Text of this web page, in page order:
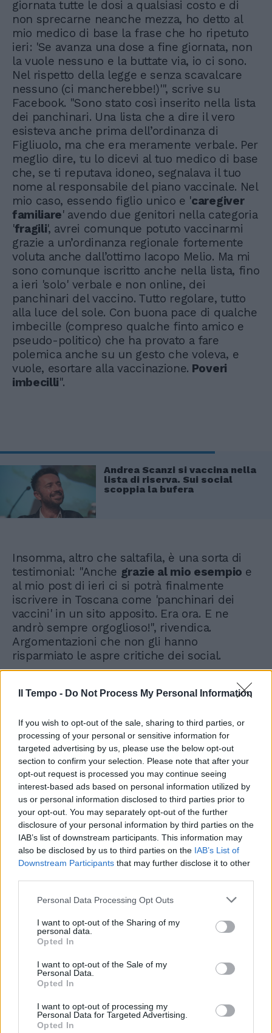
Il Tempo - Do Not Process My Personal Information
If you wish to opt-out of the sale, sharing to third parties, or
processing of your personal or sensitive information for
targeted advertising by us, please use the below opt-out
section to confirm your selection. Please note that after your
opt-out request is processed you may continue seeing
interest-based ads based on personal information utilized by
us or personal information disclosed to third parties prior to
your opt-out. You may separately opt-out of the further
disclosure of your personal information by third parties on the
IAB’s list of downstream participants. This information may
also be disclosed by us to third parties on the IAB’s List of
Downstream Participants that may further disclose it to other
Personal Data Processing Opt Outs
I want to opt-out of the Sharing of my
personal data.
Opted In
I want to opt-out of the Sale of my
Personal Data.
Opted In
I want to opt-out of processing my
Personal Data for Targeted Advertising.
Opted In
giornata tutte le dosi a qualsiasi costo e di
non sprecarne neanche mezza, ho detto al
mio medico di base la frase che ho ripetuto
ieri: 'Se avanza una dose a fine giornata, non
la vuole nessuno e la buttate via, io ci sono.
Nel rispetto della legge e senza scavalcare
nessuno (ci mancherebbe!)'", scrive su
Facebook. "Sono stato così inserito nella lista
dei panchinari. Una lista che a dire il vero
esisteva anche prima dell’ordinanza di
Figliuolo, ma che era meramente verbale. Per
meglio dire, tu lo dicevi al tuo medico di base
che, se ti reputava idoneo, segnalava il tuo
nome al responsabile del piano vaccinale. Nel
mio caso, essendo figlio unico e 'caregiver
familiare' avendo due genitori nella categoria
'fragili', avrei comunque potuto vaccinarmi
grazie a un’ordinanza regionale fortemente
voluta anche dall’ottimo Iacopo Melio. Ma mi
sono comunque iscritto anche nella lista, fino
a ieri 'solo' verbale e non online, dei
panchinari del vaccino. Tutto regolare, tutto
alla luce del sole. Con buona pace di qualche
imbecille (compreso qualche finto amico e
pseudo-politico) che ha provato a fare
polemica anche su un gesto che voleva, e
vuole, esortare alla vaccinazione. Poveri
imbecilli".
Andrea Scanzi si vaccina nella
lista di riserva. Sui social
scoppia la bufera
Insomma, altro che saltafila, è una sorta di
testimonial: "Anche grazie al mio esempio e
al mio post di ieri ci si potrà finalmente
iscrivere in Toscana come 'panchinari dei
vaccini' in un sito apposito. Era ora. E ne
andrò sempre orgoglioso!", rivendica.
Argomentazioni che non gli hanno
risparmiato le aspre critiche dei social.